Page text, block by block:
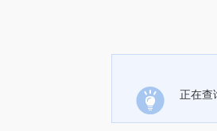
正在查